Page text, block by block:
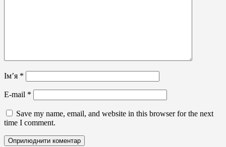
Ім’я *
E-mail *
Save my name, email, and website in this browser for the next
time I comment.